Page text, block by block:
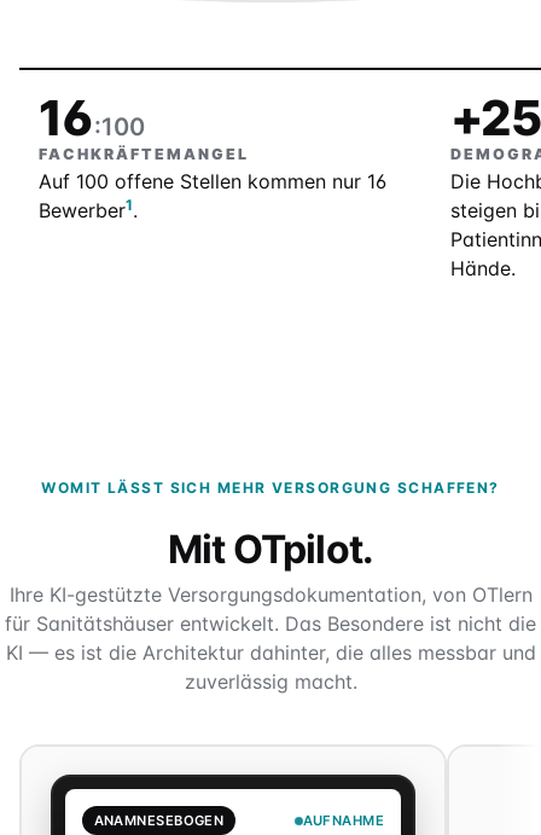
16:100
FACHKRÄFTEMANGEL
Auf 100 offene Stellen kommen nur 16
Bewerber1.
+25
Die
steigen
Hände.
WOMIT LÄSST SICH MEHR VERSORGUNG SCHAFFEN?
Mit OTpilot.
Ihre KI-gestützte Versorgungsdokumentation, von OTlern
für Sanitätshäuser entwickelt. Das Besondere ist nicht die
KI — es ist die Architektur dahinter, die alles messbar und
zuverlässig macht.
ANAMNESEBOGEN AUFNAHME